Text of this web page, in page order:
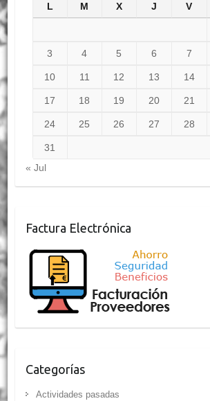
L M X J V
3 4 5 6 7
10 11 12 13 14
17 18 19 20 21
24 25 26 27 28
31
« Jul
Factura Electrónica
Categorías
Actividades pasadas